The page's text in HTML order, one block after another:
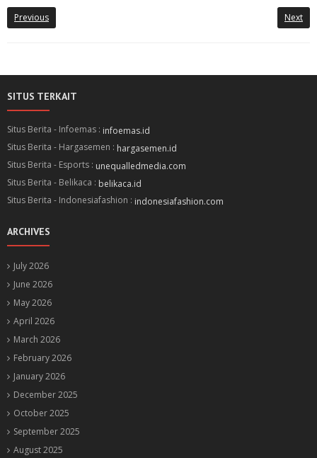
Previous Next
SITUS TERKAIT
Situs Berita - Infoemas : infoemas.id
Situs Berita - Hargasemen : hargasemen.id
Situs Berita - Esports : unequalledmedia.com
Situs Berita - Belikaca : belikaca.id
Situs Berita - Indonesiafashion : indonesiafashion.com
ARCHIVES
July 2026
June 2026
May 2026
April 2026
March 2026
February 2026
January 2026
December 2025
October 2025
September 2025
August 2025